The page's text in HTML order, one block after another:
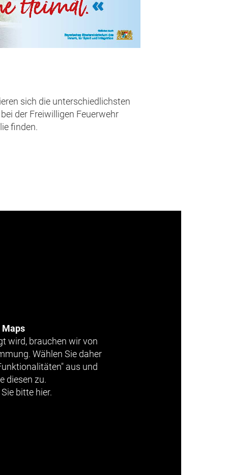
sich die unterschiedlichsten
der Freiwilligen Feuerwehr
finden.
Maps
wird, brauchen wir von
Wählen Sie daher
aus und
diesen zu.
bitte hier.